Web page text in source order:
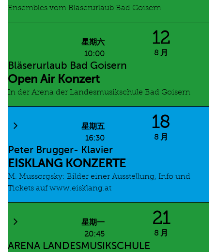
Ensembles vom Bläserurlaub Bad Goisern
星期六
10:00
12
8 月
Bläserurlaub Bad Goisern
Open Air Konzert
In der Arena der Landesmusikschule Bad Goisern
星期五
16:30
18
8 月
Peter Brugger- Klavier
EISKLANG KONZERTE
M. Mussorgsky: Bilder einer Ausstellung, Info und
Tickets auf www.eisklang.at
星期一
20:45
21
8 月
ARENA LANDESMUSIKSCHULE